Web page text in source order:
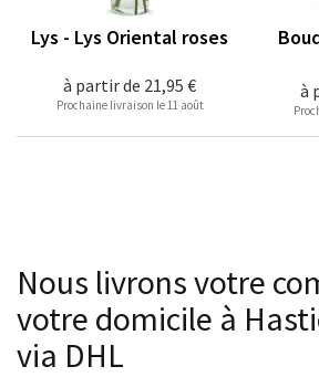
à partir de 21,95 €
Lys - Lys Oriental roses
Prochaine livraison le 11 août
à
Nous livrons votre
votre domicile à
via DHL